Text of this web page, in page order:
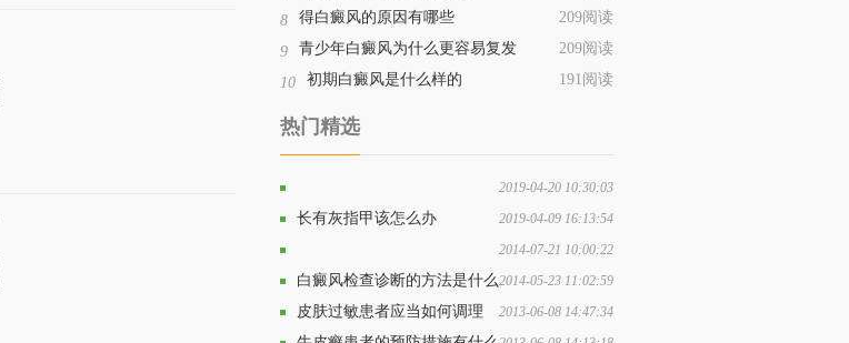
8 209阅读
得白癜风的原因有哪些
9 209阅读
青少年白癜风为什么更容易复发
10 191阅读
初期白癜风是什么样的
热门精选
2019-04-20 10:30:03
皮肤过敏别大意 当心导致白癜风2019-04-09 16:13:54
长有灰指甲该怎么办
2014-07-21 10:00:22
榆林市全面启动城镇职工基本医疗2014-05-23 11:02:59
白癜风检查诊断的方法是什么
2013-06-08 14:47:34
皮肤过敏患者应当如何调理